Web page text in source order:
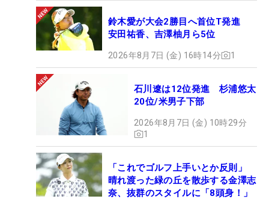
鈴木愛が大会2勝目へ首位T発進
安田祐香、吉澤柚月ら5位
2026年8月7日 (金) 16時14分 1
石川遼は12位発進 杉浦悠太
20位/米男子下部
2026年8月7日 (金) 10時29分
1
「これでゴルフ上手いとか反則」
晴れ渡った緑の丘を散歩する金澤志
奈、抜群のスタイルに「8頭身！」